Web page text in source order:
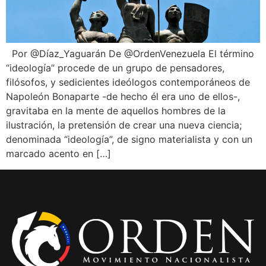
Por @Díaz_Yaguarán De @OrdenVenezuela El término
“ideología” procede de un grupo de pensadores,
filósofos, y sedicientes ideólogos contemporáneos de
Napoleón Bonaparte -de hecho él era uno de ellos-,
gravitaba en la mente de aquellos hombres de la
ilustración, la pretensión de crear una nueva ciencia;
denominada “ideología”, de signo materialista y con un
marcado acento en […]